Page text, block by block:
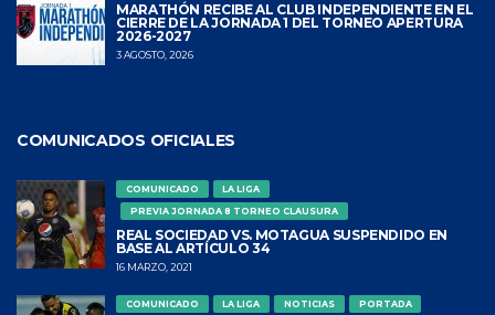
MARATHÓN RECIBE AL CLUB INDEPENDIENTE EN EL
CIERRE DE LA JORNADA 1 DEL TORNEO APERTURA
2026-2027
3 AGOSTO, 2026
COMUNICADOS OFICIALES
COMUNICADO
LA LIGA
PREVIA JORNADA 8 TORNEO CLAUSURA
REAL SOCIEDAD VS. MOTAGUA SUSPENDIDO EN
BASE AL ARTÍCULO 34
16 MARZO, 2021
COMUNICADO LA LIGA NOTICIAS
PORTADA